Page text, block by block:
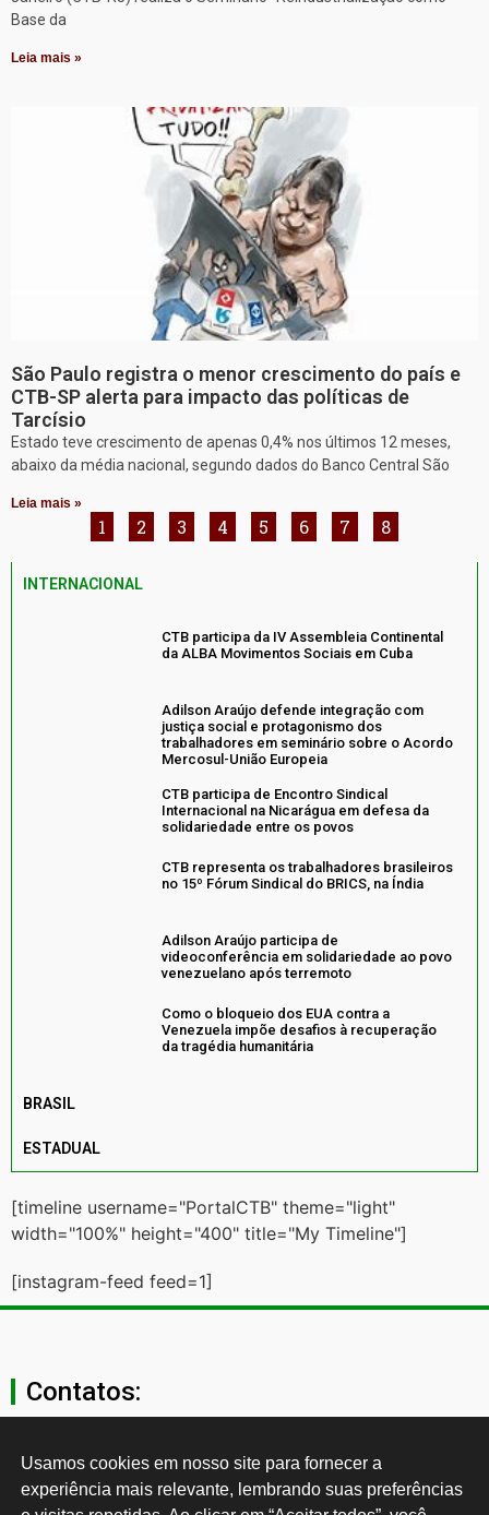
Base da
Leia mais »
São Paulo registra o menor crescimento do país e
CTB-SP alerta para impacto das políticas de
Tarcísio
Estado teve crescimento de apenas 0,4% nos últimos 12 meses,
abaixo da média nacional, segundo dados do Banco Central São
Leia mais »
1 2 3 4 5 6 7 8
INTERNACIONAL
CTB participa da IV Assembleia Continental
da ALBA Movimentos Sociais em Cuba
Adilson Araújo defende integração com
justiça social e protagonismo dos
trabalhadores em seminário sobre o Acordo
Mercosul-União Europeia
CTB participa de Encontro Sindical
Internacional na Nicarágua em defesa da
solidariedade entre os povos
CTB representa os trabalhadores brasileiros
no 15º Fórum Sindical do BRICS, na Índia
Adilson Araújo participa de
videoconferência em solidariedade ao povo
venezuelano após terremoto
Como o bloqueio dos EUA contra a
Venezuela impõe desafios à recuperação
da tragédia humanitária
BRASIL
ESTADUAL
[timeline username="PortalCTB" theme="light"
width="100%" height="400" title="My Timeline"]
[instagram-feed feed=1]
Contatos:
secgeral@ctb.org.br
11 3874-0040
Usamos cookies em nosso site para fornecer a
experiência mais relevante, lembrando suas preferências